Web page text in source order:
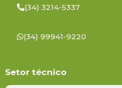
(34) 3214-5337
(34) 99941-9220
Setor técnico